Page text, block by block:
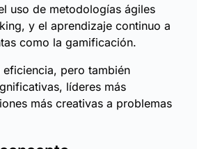
uso de metodologías ágiles
y el aprendizaje continuo a
como la gamificación.
eficiencia, pero también
líderes más
más creativas a problemas